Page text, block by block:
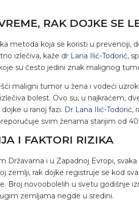
RAK DOJKE SE
metoda koja se koristi u prevenciji,
izlečiva, kaže dr Lana Ilić-Todorić,
su često jedini znak malignog
maligni tumor u žena i vodeći
bolest. Ovo su, u najkraćem,
u ranoj fazi. Dr Lana Ilić-Todorić,
svim ženama starijim od
I FAKTORI RIZIKA
Državama i u Zapadnoj Evropi,
zemlji, rak dojke registruje se kod
Broj novoobolelih u svetu godišnje
zemljama negde u sredini.